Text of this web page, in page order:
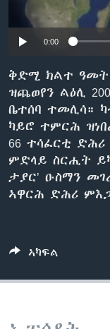
ቂሔ ጽልሚ
ቋንቋታት
0:00
ቅድሚ ክልተ ዓመት
ዝጨወየን ልዕሊ
ቤተሰባ ተመሊሳ።
ካይሮ ተምርሕ
66 ተሳፈርቲ
ምድላይ ስርሒት
ታያር’ ዑስማን
ኣዋርሕ ድሕሪ
ኣካፍል